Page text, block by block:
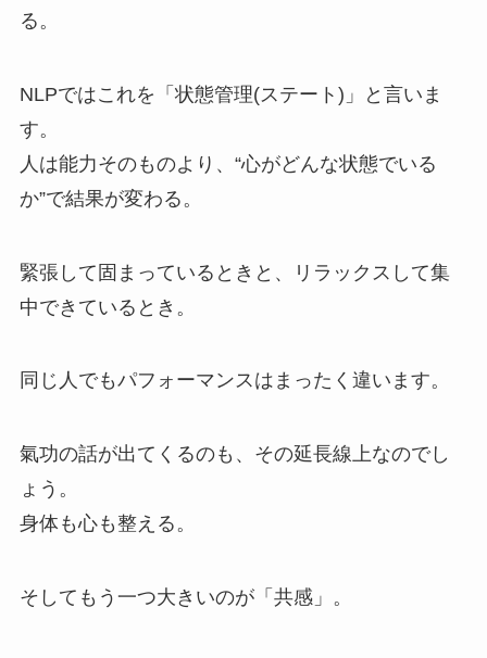
る。
NLPではこれを「状態管理(ステート)」と言いま
す。
人は能力そのものより、“心がどんな状態でいる
か”で結果が変わる。
緊張して固まっているときと、リラックスして集
中できているとき。
同じ人でもパフォーマンスはまったく違います。
氣功の話が出てくるのも、その延長線上なのでし
ょう。
身体も心も整える。
そしてもう一つ大きいのが「共感」。